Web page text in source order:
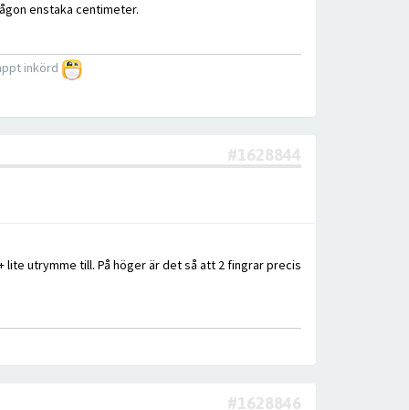
enstaka centimeter.
inkörd
#1628844
utrymme till. På höger är det så att 2 fingrar precis
#1628846